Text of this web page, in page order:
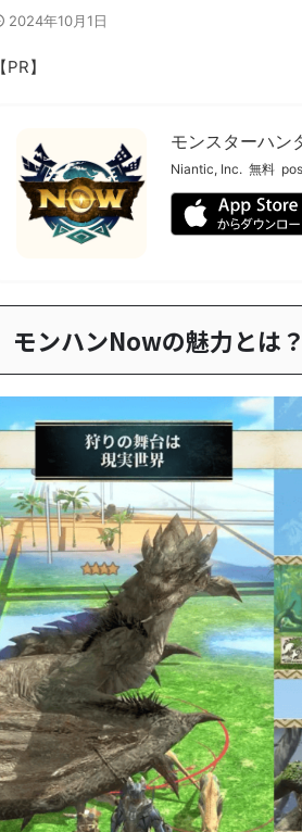
2024年10月1日
【PR】
モンスターハン
Niantic, Inc. 無料
モンハンNowの魅力とは